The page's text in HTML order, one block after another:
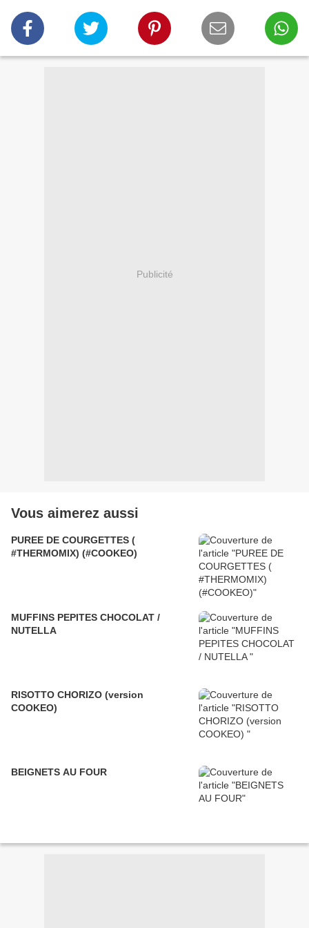
Publicité
Vous aimerez aussi
PUREE DE COURGETTES (
#THERMOMIX) (#COOKEO)
MUFFINS PEPITES CHOCOLAT /
NUTELLA
RISOTTO CHORIZO (version
COOKEO)
BEIGNETS AU FOUR